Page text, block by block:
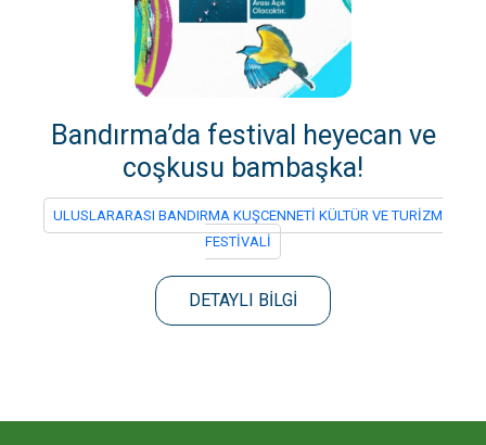
Bandırma’da festival heyecan ve
coşkusu bambaşka!
ULUSLARARASI BANDIRMA KUŞCENNETİ KÜLTÜR VE TURİZM
FESTİVALİ
DETAYLI BİLGİ